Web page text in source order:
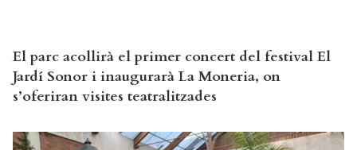
El parc acollirà el primer concert del festival El
Jardí Sonor i inaugurarà La Moneria, on
s’oferiran visites teatralitzades